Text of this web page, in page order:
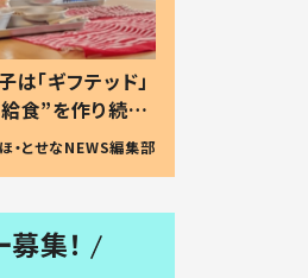
「ギフテッド」
食”を作り続け
親 #令和の子
ほ・とせなNEWS編集部
集！